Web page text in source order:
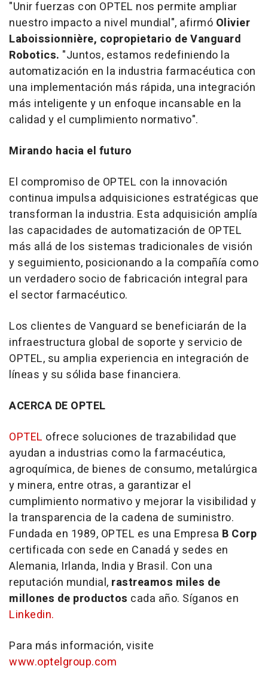
"Unir fuerzas con OPTEL nos permite ampliar
nuestro impacto a nivel mundial", afirmó Olivier
Laboissionnière, copropietario de Vanguard
Robotics. "Juntos, estamos redefiniendo la
automatización en la industria farmacéutica con
una implementación más rápida, una integración
más inteligente y un enfoque incansable en la
calidad y el cumplimiento normativo".
Mirando hacia el futuro
El compromiso de OPTEL con la innovación
continua impulsa adquisiciones estratégicas que
transforman la industria. Esta adquisición amplía
las capacidades de automatización de OPTEL
más allá de los sistemas tradicionales de visión
y seguimiento, posicionando a la compañía como
un verdadero socio de fabricación integral para
el sector farmacéutico.
Los clientes de Vanguard se beneficiarán de la
infraestructura global de soporte y servicio de
OPTEL, su amplia experiencia en integración de
líneas y su sólida base financiera.
ACERCA DE OPTEL
OPTEL ofrece soluciones de trazabilidad que
ayudan a industrias como la farmacéutica,
agroquímica, de bienes de consumo, metalúrgica
y minera, entre otras, a garantizar el
cumplimiento normativo y mejorar la visibilidad y
la transparencia de la cadena de suministro.
Fundada en 1989, OPTEL es una Empresa B Corp
certificada con sede en Canadá y sedes en
Alemania, Irlanda, India y Brasil. Con una
reputación mundial, rastreamos miles de
millones de productos cada año. Síganos en
Linkedin.
Para más información, visite
www.optelgroup.com